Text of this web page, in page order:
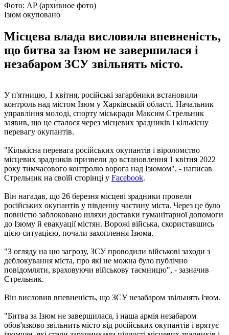
Фото: АР (архивное фото)
Ізюм окуповано
Місцева влада висловила впевненість,
що битва за Ізюм не завершилася і
незабаром ЗСУ звільнять місто.
У п'ятницю, 1 квітня, російські загарбники встановили
контроль над містом Ізюм у Харківській області. Начальник
управління молоді, спорту міськради Максим Стрельник
заявив, що це сталося через місцевих зрадників і кількісну
перевагу окупантів.
"Кількісна перевага російських окупантів і віроломство
місцевих зрадників призвели до встановлення 1 квітня 2022
року тимчасового контролю ворога над Ізюмом", - написав
Стрельник на своїй сторінці у Facebook.
Він нагадав, що 26 березня місцеві зрадники провели
російських окупантів у південну частину міста. Через це було
повністю заблоковано шляхи доставки гуманітарної допомоги
до Ізюму й евакуації містян. Ворожі війська, скориставшись
цією ситуацією, почали захоплення Ізюма.
"З огляду на цю загрозу, ЗСУ проводили військові заходи з
деблокування міста, про які не можна було публічно
повідомляти, враховуючи військову таємницю", - зазначив
Стрельник.
Він висловив впевненість, що ЗСУ незабаром звільнять Ізюм.
"Битва за Ізюм не завершилася, і наша армія незабаром
обов'язково звільнить місто від російських окупантів і врятує